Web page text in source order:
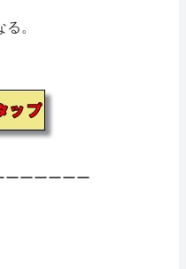
。
ーーーーーー